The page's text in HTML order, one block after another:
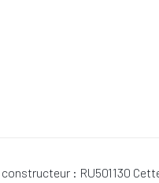
constructeur : RU501130